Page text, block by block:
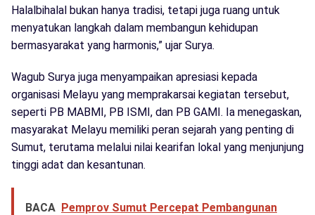
Halalbihalal bukan hanya tradisi, tetapi juga ruang untuk
menyatukan langkah dalam membangun kehidupan
bermasyarakat yang harmonis,” ujar Surya.
Wagub Surya juga menyampaikan apresiasi kepada
organisasi Melayu yang memprakarsai kegiatan tersebut,
seperti PB MABMI, PB ISMI, dan PB GAMI. Ia menegaskan,
masyarakat Melayu memiliki peran sejarah yang penting di
Sumut, terutama melalui nilai kearifan lokal yang menjunjung
tinggi adat dan kesantunan.
BACA Pemprov Sumut Percepat Pembangunan